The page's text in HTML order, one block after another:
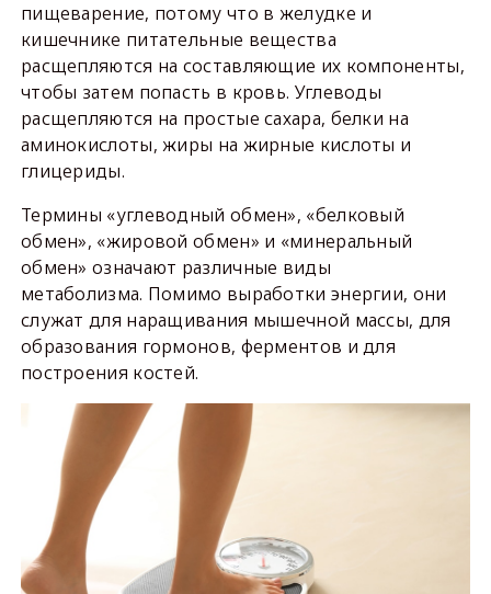
пищеварение, потому что в желудке и
кишечнике питательные вещества
расщепляются на составляющие их компоненты,
чтобы затем попасть в кровь. Углеводы
расщепляются на простые сахара, белки на
аминокислоты, жиры на жирные кислоты и
глицериды.
Термины «углеводный обмен», «белковый
обмен», «жировой обмен» и «минеральный
обмен» означают различные виды
метаболизма. Помимо выработки энергии, они
служат для наращивания мышечной массы, для
образования гормонов, ферментов и для
построения костей.